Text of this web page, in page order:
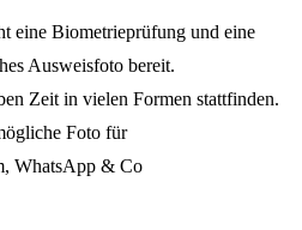
eine Biometrieprüfung und eine
Ausweisfoto bereit.
Zeit in vielen Formen stattfinden.
Foto für
WhatsApp & Co